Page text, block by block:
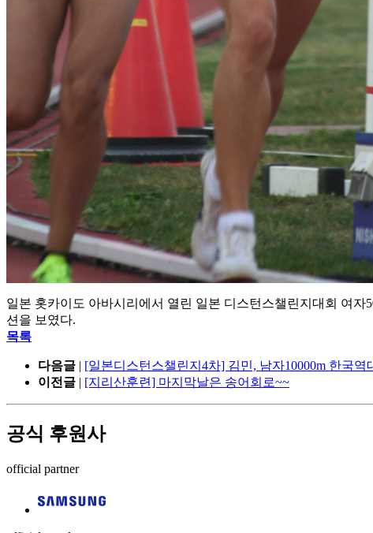
일본 홋카이도 아바시리에서 열린 일본 디스턴스챌린지대회 여
션을 보였다.
목록
다음글 | [일본디스턴스챌린지4차] 김민, 남자10000m 한국역
이전글 | [지리산훈련] 마지막날은 송어회로~~
공식 후원사
official partner